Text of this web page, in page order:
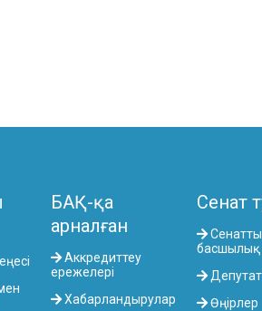
БАҚ-қа
арналған
Аккредиттеу
ережелері
Хабарландырулар
Сенат
басшылық
Өңірлер